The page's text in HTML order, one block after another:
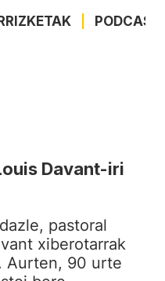
Davant-iri
pastoral
xiberotarrak
Aurten, 90 urte